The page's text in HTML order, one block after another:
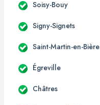
Soisy-Bouy
Signy-Signets
Saint-Martin-en-Bière
Égreville
Châtres